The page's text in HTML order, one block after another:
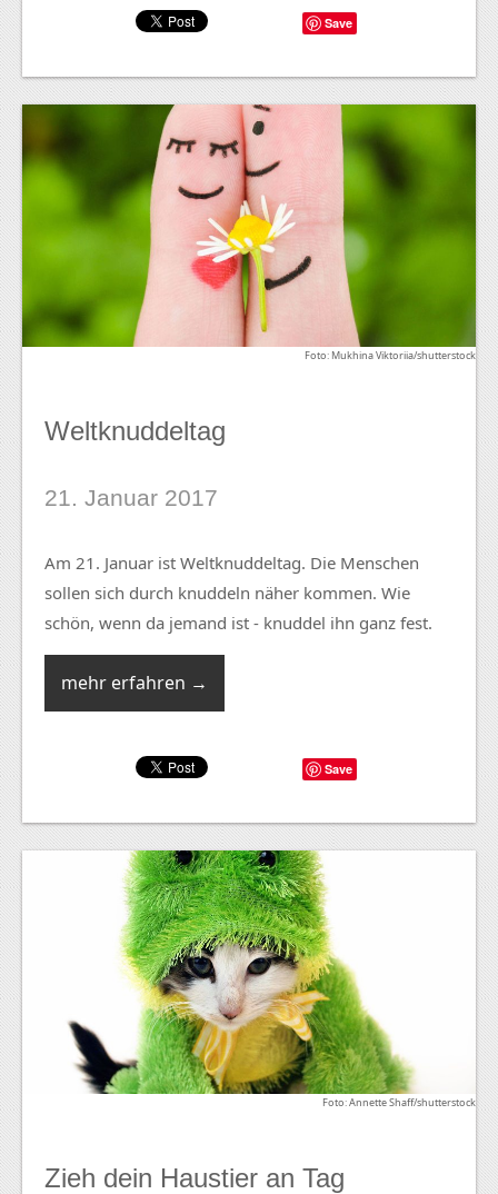
Save
Foto: Mukhina Viktoriia/shutterstock
Weltknuddeltag
21. Januar 2017
Am 21. Januar ist Weltknuddeltag. Die Menschen
sollen sich durch knuddeln näher kommen. Wie
schön, wenn da jemand ist - knuddel ihn ganz fest.
mehr erfahren →
Save
Foto: Annette Shaff/shutterstock
Zieh dein Haustier an Tag